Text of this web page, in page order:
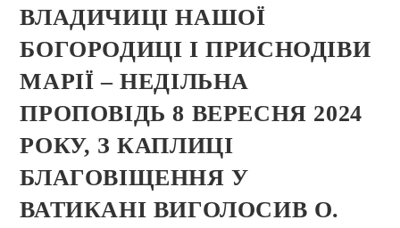
ВЛАДИЧИЦІ НАШОЇ
БОГОРОДИЦІ І ПРИСНОДІВИ
МАРІЇ – НЕДІЛЬНА
ПРОПОВІДЬ 8 ВЕРЕСНЯ 2024
РОКУ, З КАПЛИЦІ
БЛАГОВІЩЕННЯ У
ВАТИКАНІ ВИГОЛОСИВ О.